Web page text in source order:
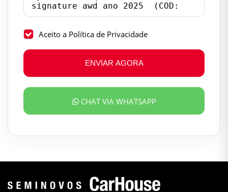
Aceito a Política de Privacidade
ENVIAR AGORA
CHAT VIA WHATSAPP